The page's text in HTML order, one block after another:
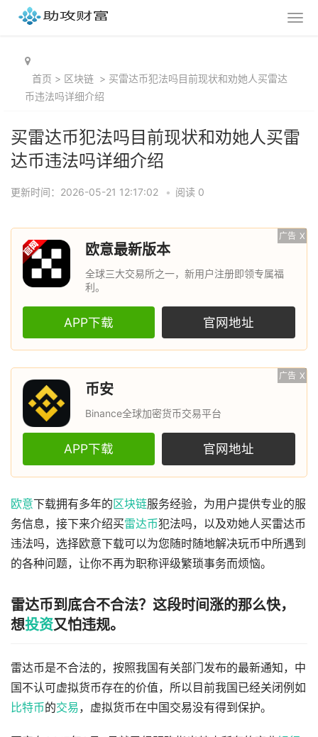
首页 > 区块链 > 买雷达币犯法吗目前现状和劝她人买雷达
币违法吗详细介绍
买雷达币犯法吗目前现状和劝她人买雷
达币违法吗详细介绍
更新时间：2026-05-21 12:17:02 • 阅读 0
广告 X
欧意最新版本
全球三大交易所之一，新用户注册即领专属福
利。
APP下载 官网地址
广告 X
币安
Binance全球加密货币交易平台
APP下载 官网地址
欧意下载拥有多年的区块链服务经验，为用户提供专业的服
务信息，接下来介绍买雷达币犯法吗，以及劝她人买雷达币
违法吗，选择欧意下载可以为您随时随地解决玩币中所遇到
的各种问题，让你不再为职称评级繁琐事务而烦恼。
雷达币到底合不合法？这段时间涨的那么快，
想投资又怕违规。
雷达币是不合法的，按照我国有关部门发布的最新通知，中
国不认可虚拟货币存在的价值，所以目前我国已经关闭例如
比特币的交易，虚拟货币在中国交易没有得到保护。